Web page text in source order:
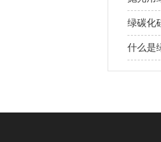
绿碳化
什么是